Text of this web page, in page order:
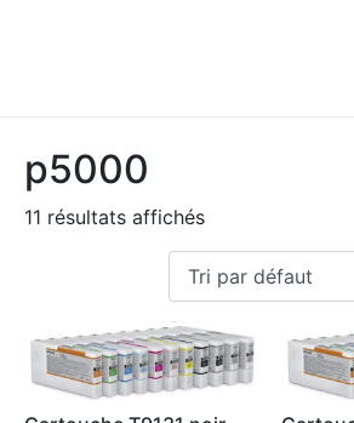
p5000
11 résultats affichés